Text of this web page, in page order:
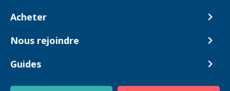
Comment ça marche ?
Acheter
Biens en vente
Nous rejoindre
Devenir Conseiller
Guides
Blog